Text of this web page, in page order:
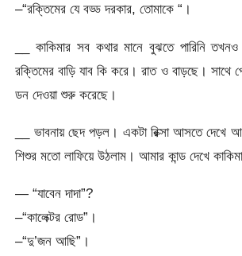
–“রক্তিমের যে বড্ড দরকার, তোমাকে “।
__ কাকিমার সব কথার মানে বুঝতে পারিনি
রক্তিমের বাড়ি যাব কি করে। রাত ও বাড়ছে। সাথে
ডন দেওয়া শুরু করেছে।
__ ভাবনায় ছেদ পড়ল। একটা রিক্সা আসতে দেখে
শিশুর মতো লাফিয়ে উঠলাম। আমার কান্ড দেখে
— “যাবেন দাদা”?
–“কালেক্টর রোড”।
–“দু’জন আছি”।